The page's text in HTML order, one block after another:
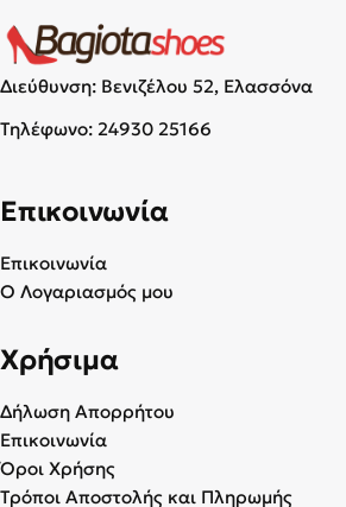
Διεύθυνση: Βενιζέλου 52, Ελασσόνα
Τηλέφωνο: 24930 25166
Επικοινωνία
Επικοινωνία
Ο Λογαριασμός μου
Χρήσιμα
Δήλωση Απορρήτου
Επικοινωνία
Όροι Χρήσης
Τρόποι Αποστολής και Πληρωμής